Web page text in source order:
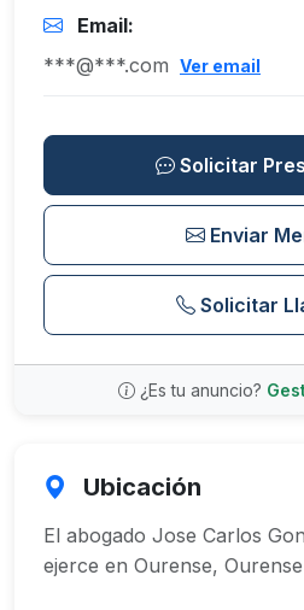
Email:
***@***.com Ver email
Solicitar
Enviar
Solicitar
¿Es tu anuncio?
Ubicación
El abogado Jose Carlos
ejerce en Ourense, Ourense